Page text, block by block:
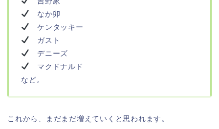
なか卯
ケンタッキー
ガスト
デニーズ
マクドナルド
など。
これから、まだまだ増えていくと思われます。